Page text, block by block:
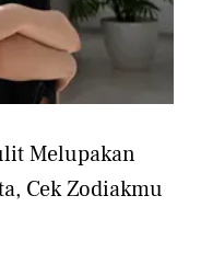
Melupakan
Cek Zodiakmu